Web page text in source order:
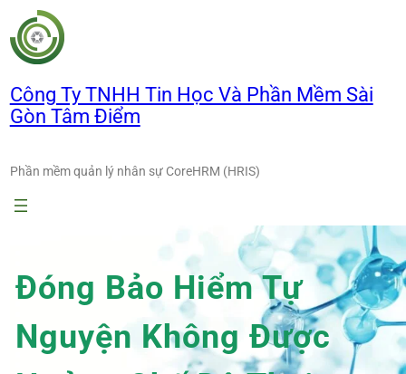
Chuyển
đến
phần
dung
Công Ty TNHH Tin Học Và Phần Mềm Sài
Gòn Tâm Điểm
Phần mềm quản lý nhân sự CoreHRM (HRIS)
Đóng Bảo Hiểm Tự
Nguyện Không Được